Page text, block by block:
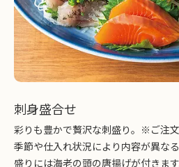
刺身盛合せ
彩りも豊かで贅沢な刺盛り。※ご注
季節や仕入れ状況により内容が異な
盛りには海老の頭の唐揚げが付きま